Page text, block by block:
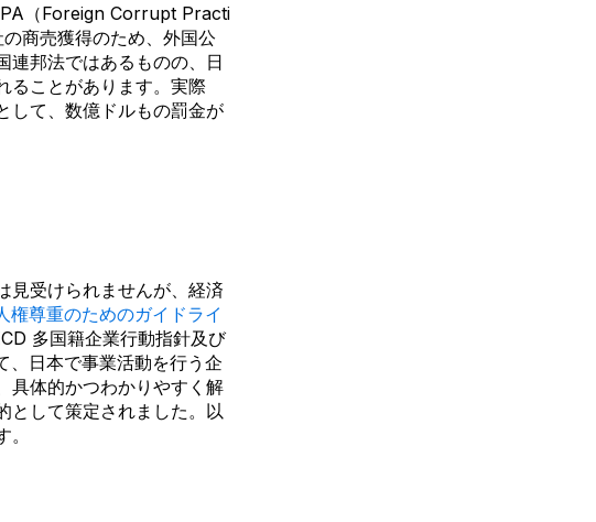
（Foreign Corrupt Practi
商売獲得のため、外国公
連邦法ではあるものの、日
ることがあります。実際
して、数億ドルもの罰金が
見受けられませんが、経済
権尊重のためのガイドライ
多国籍企業行動指針及び
、日本で事業活動を行う企
具体的かつわかりやすく解
として策定されました。以